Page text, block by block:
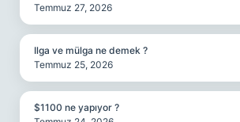
Temmuz 27, 2026
Ilga ve mülga ne demek ?
Temmuz 25, 2026
$1100 ne yapıyor ?